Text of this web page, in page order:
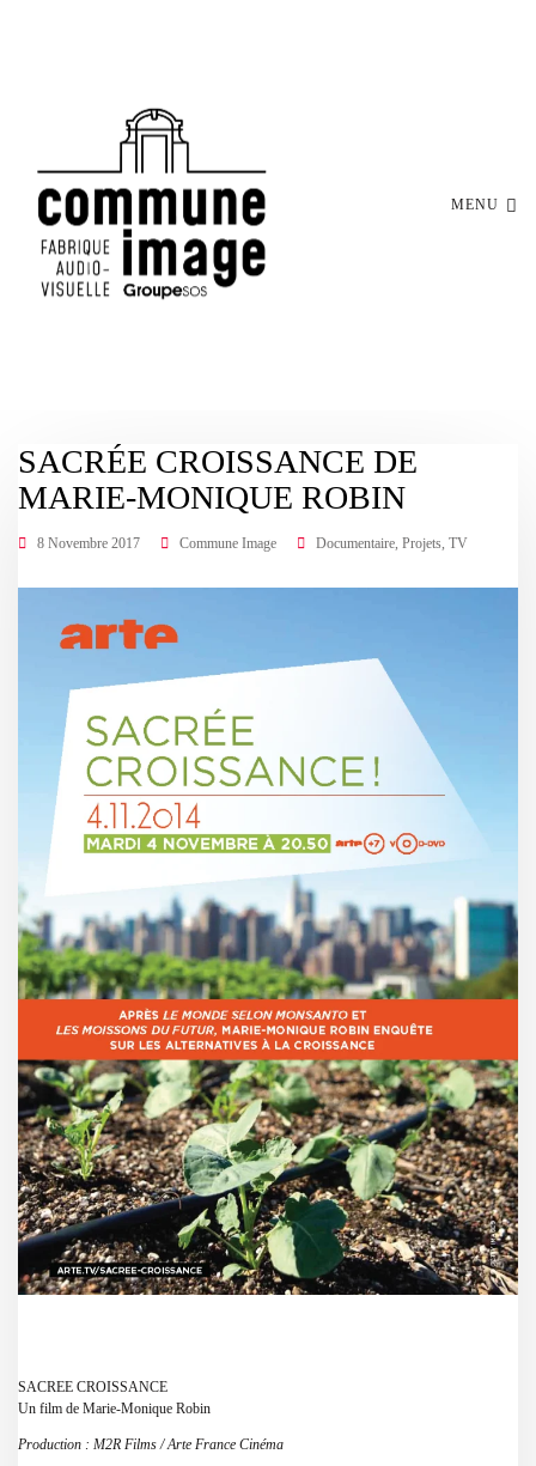
MENU
SACRÉE CROISSANCE DE
MARIE-MONIQUE ROBIN
8 Novembre 2017 Commune Image Documentaire ,Projets ,TV
SACREE CROISSANCE
Un film de Marie-Monique Robin
Production : M2R Films / Arte France Cinéma